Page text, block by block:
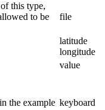
this type,
to be
file
latitude
longitude
value
the example keyboard